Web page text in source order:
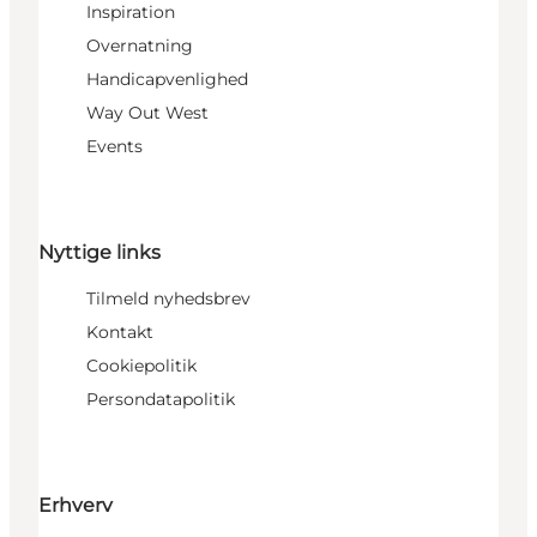
Inspiration
Overnatning
Handicapvenlighed
Way Out West
Events
Nyttige links
Tilmeld nyhedsbrev
Kontakt
Cookiepolitik
Persondatapolitik
Erhverv